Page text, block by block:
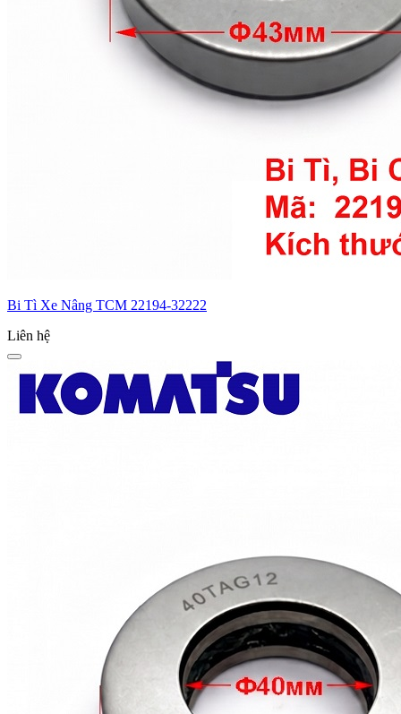
Bi Tì Xe Nâng TCM 22194-32222
Liên hệ